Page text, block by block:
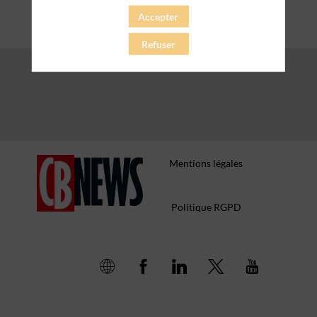
Mentions légales
Politique RGPD
Accepter
Refuser